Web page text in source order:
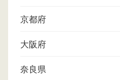
京都府
大阪府
奈良県